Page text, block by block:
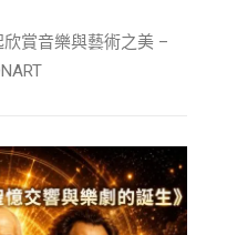
賞音樂與藝術之美 –